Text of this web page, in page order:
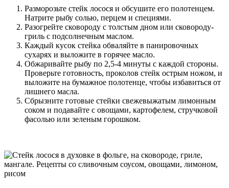
Разморозьте стейк лосося и обсушите его полотенцем.
Натрите рыбу солью, перцем и специями.
Разогрейте сковороду с толстым дном или сковороду-
гриль с подсолнечным маслом.
Каждый кусок стейка обваляйте в панировочных
сухарях и выложите в горячее масло.
Обжаривайте рыбу по 2,5-4 минуты с каждой стороны.
Проверьте готовность, проколов стейк острым ножом, и
выложите на бумажное полотенце, чтобы избавиться от
лишнего масла.
Сбрызните готовые стейки свежевыжатым лимонным
соком и подавайте с овощами, картофелем, стручковой
фасолью или зеленым горошком.